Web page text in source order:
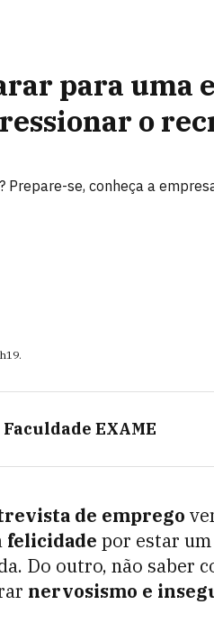
para uma
o
Prepare-se, conheça a
.
Faculdade EXAME
de emprego
felicidade por estar
Do outro, não saber
nervosismo e